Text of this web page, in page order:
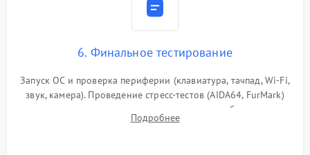
6. Финальное тестирование
Запуск ОС и проверка периферии (клавиатура, тачпад, Wi-Fi,
звук, камера). Проведение стресс-тестов (AIDA64, FurMark)
для контроля температурного режима и стабильности
системы под пиковой нагрузкой.
Подробнее